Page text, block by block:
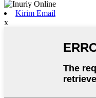
Kirim Email
x